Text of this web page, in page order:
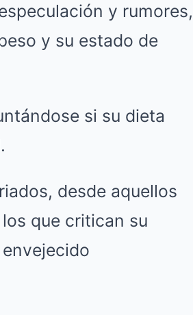
y rumores,
y su estado de
si su dieta
desde aquellos
que critican su